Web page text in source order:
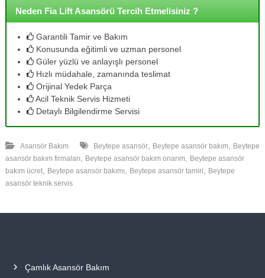
Neden Fia Lift Asansörü Tercih Etmelisiniz ?
Garantili Tamir ve Bakım
Konusunda eğitimli ve uzman personel
Güler yüzlü ve anlayışlı personel
Hızlı müdahale, zamanında teslimat
Orijinal Yedek Parça
Acil Teknik Servis Hizmeti
Detaylı Bilgilendirme Servisi
Asansör Bakım Beytepe asansör, Beytepe asansör bakım
Beytepe
asansör bakım firmaları
Beytepe asansör bakım onarım
Beytepe asansör
bakım ücret, Beytepe asansör bakımı Beytepe asansör tamiri
Beytepe
asansör teknik servis
Çamlık Asansör Bakım